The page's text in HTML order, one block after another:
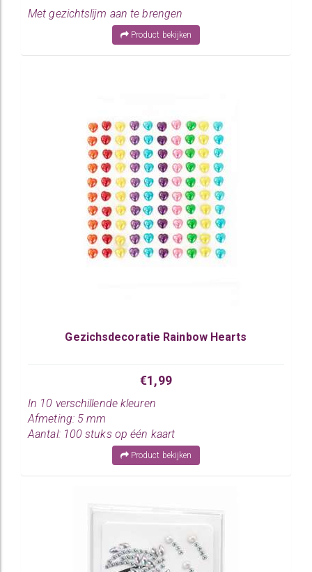
Met gezichtslijm aan te brengen
Product bekijken
Gezichsdecoratie Rainbow Hearts
€1,99
In 10 verschillende kleuren
Afmeting: 5 mm
Aantal: 100 stuks op één kaart
Product bekijken